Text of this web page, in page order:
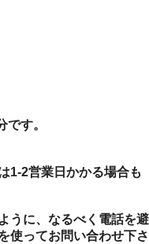
す。
1-2営業日かかる場合も
うに、なるべく電話を避
使ってお問い合わせ下さ